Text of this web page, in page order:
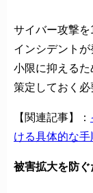
サイバー攻撃を
インシデント
小限に抑える
策定しておく必
【関連記事】：
ける具体的な
被害拡大を防ぐ